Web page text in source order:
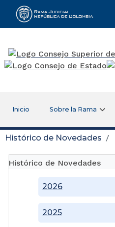
Rama Judicial
Inicio Sobre la Rama
Histórico de Novedades
Histórico de Novedades
2025
2026